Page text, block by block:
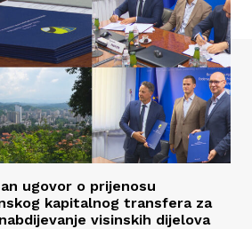
ugovor o prijenosu
kapitalnog transfera za
visinskih dijelova